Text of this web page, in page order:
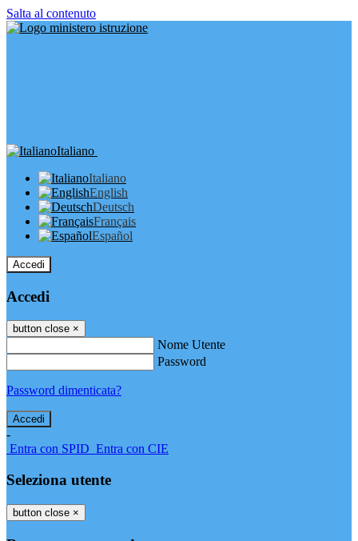
Salta al contenuto
Italiano
Italiano
English
Deutsch
Français
Español
Accedi
Accedi
button close ×
Nome Utente
Password
Password dimenticata?
-
Entra con SPID Entra con CIE
Seleziona utente
button close ×